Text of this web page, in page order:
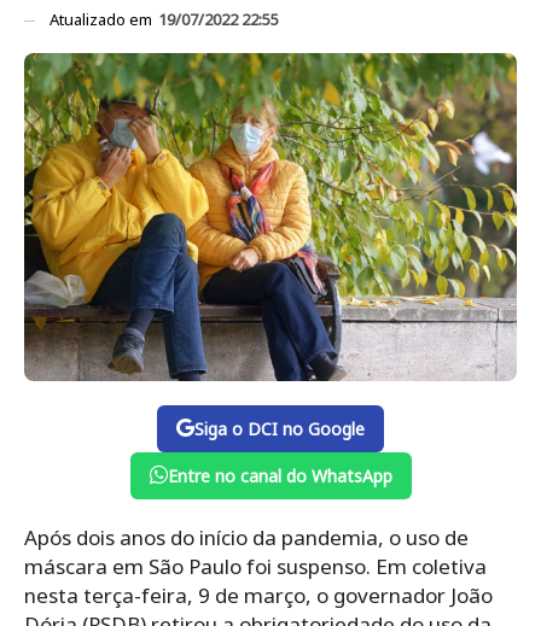
Atualizado em 19/07/2022 22:55
Siga o DCI no Google
Entre no canal do WhatsApp
Após dois anos do início da pandemia, o uso de
máscara em São Paulo foi suspenso. Em coletiva
nesta terça-feira, 9 de março, o governador João